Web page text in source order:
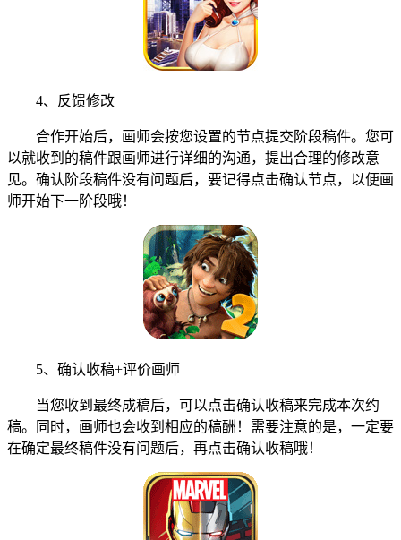
4、反馈修改
合作开始后，画师会按您设置的节点提交阶段稿件。您可
以就收到的稿件跟画师进行详细的沟通，提出合理的修改意
见。确认阶段稿件没有问题后，要记得点击确认节点，以便画
师开始下一阶段哦！
5、确认收稿+评价画师
当您收到最终成稿后，可以点击确认收稿来完成本次约
稿。同时，画师也会收到相应的稿酬！需要注意的是，一定要
在确定最终稿件没有问题后，再点击确认收稿哦！